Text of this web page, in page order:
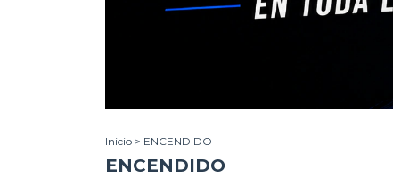
Inicio > ENCENDIDO
ENCENDIDO